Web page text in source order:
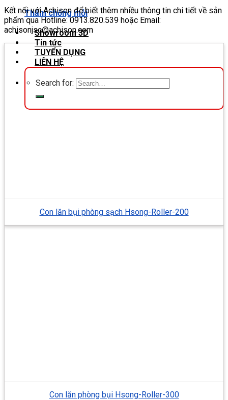
Thảm chống mỏi
Showroom 3D
Tin tức
TUYỂN DỤNG
LIÊN HỆ
Search for:
Kết nối với Achison để biết thêm nhiều thông tin chi tiết về sản
phẩm qua Hotline: 0913.820.539 hoặc Email:
achisonjsc@achison.com
Con lăn bụi phòng sạch Hsong-Roller-200
Con lăn phòng bụi Hsong-Roller-300